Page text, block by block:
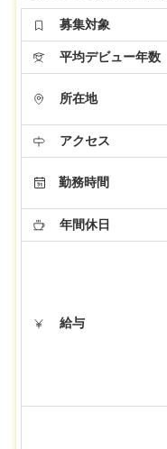
募集対象
平均デビュー年数
所在地
アクセス
勤務時間
年間休日
給与